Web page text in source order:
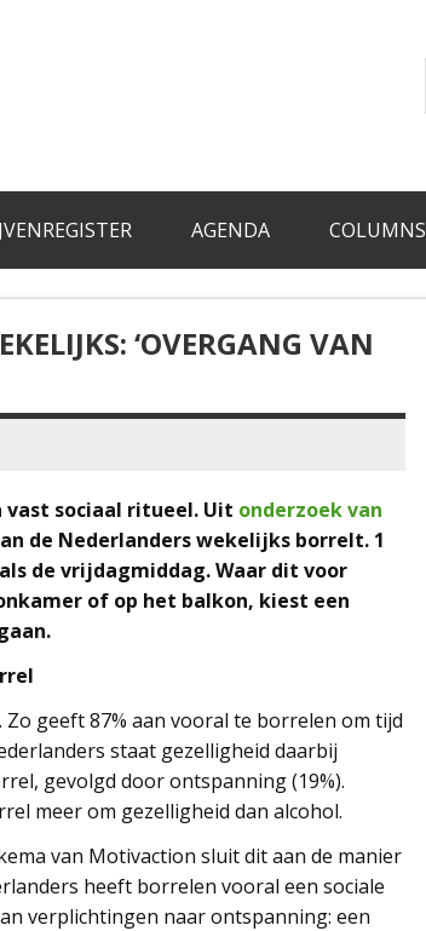
AGENDA COLUMNS
‘OVERGANG VAN
sociaal ritueel. Uit onderzoek van
de Nederlanders wekelijks borrelt. 1
de vrijdagmiddag. Waar dit voor
of op het balkon, kiest een
geeft 87% aan vooral te borrelen om tijd
staat gezelligheid daarbij
gevolgd door ontspanning (19%).
meer om gezelligheid dan alcohol.
van Motivaction sluit dit aan de manier
heeft borrelen vooral een sociale
verplichtingen naar ontspanning: een